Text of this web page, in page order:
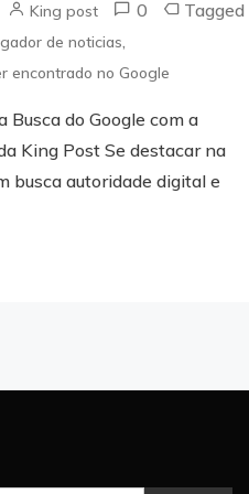
King post 0 Tagged
de noticias
encontrado no Google
Busca do Google com a
King Post Se destacar na
busca autoridade digital e